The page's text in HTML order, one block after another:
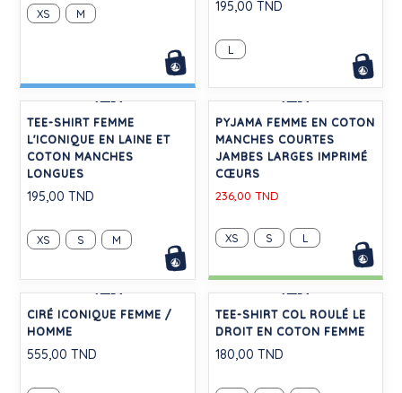
SWEATSHIRT FEMME EN
COTON
262,50 TND
TEE-SHIRT FEMME
L'ICONIQUE EN COTON
AJOURÉ MANCHES
L
-20%